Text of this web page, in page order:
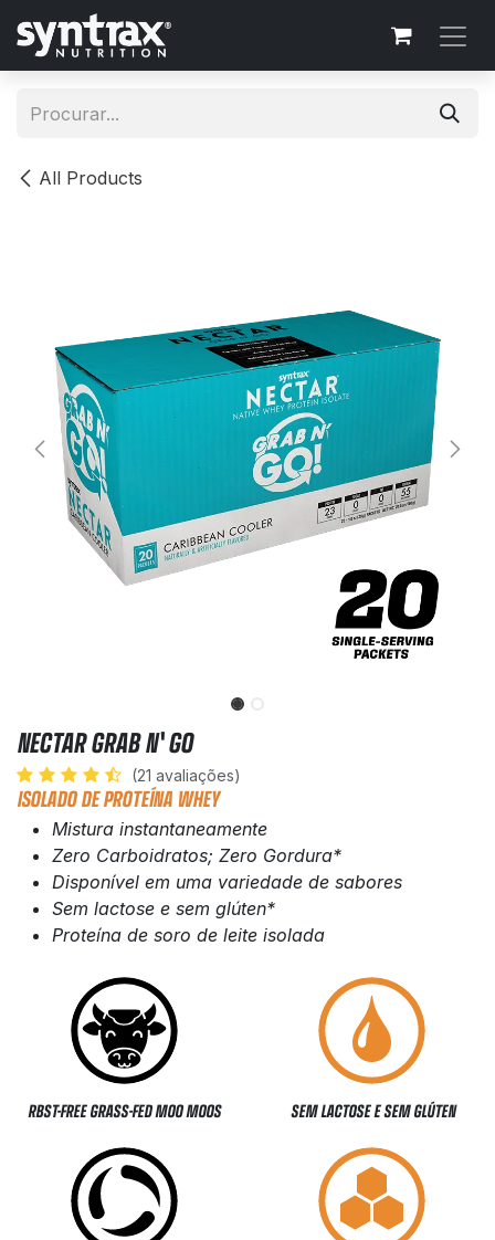
Skip to Content
All Products
NECTAR GRAB N' GO
(21 avaliações)
ISOLADO DE PROTEÍNA WHEY
Mistura instantaneamente
Zero Carboidratos; Zero Gordura*
Disponível em uma variedade de sabores
Sem lactose e sem glúten*
Proteína de soro de leite isolada
RBST-FREE GRASS-FED MOO MOOS SEM LACTOSE E SEM GLÚTEN